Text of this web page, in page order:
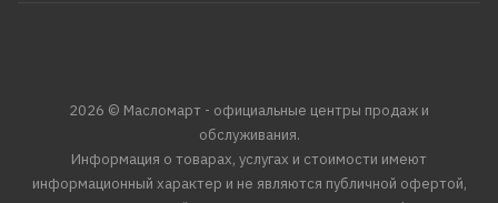
2026 © Масломарт - официальные центры продаж и
обслуживания.
Информация о товарах, услугах и стоимости имеют
информационный характер и не являются публичной офертой,